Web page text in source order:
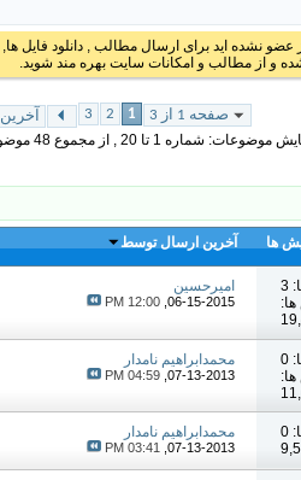
عضو نشده اید برای ارسال مطالب , دانلود فایل ها,
و از مطالب و امکانات سایت بهره مند شوید.
صفحه 1 از 3 1
2
3 آخرین
موضوعات: شماره 1 تا 20 , از مجموع ‍48 موضوع
ها آخرین ارسال توسط
امیرحسین
06-15-2015,
12:00 PM
محمدابراهیم نامدار
07-13-2013,
04:59 PM
محمدابراهیم نامدار
07-13-2013,
03:41 PM